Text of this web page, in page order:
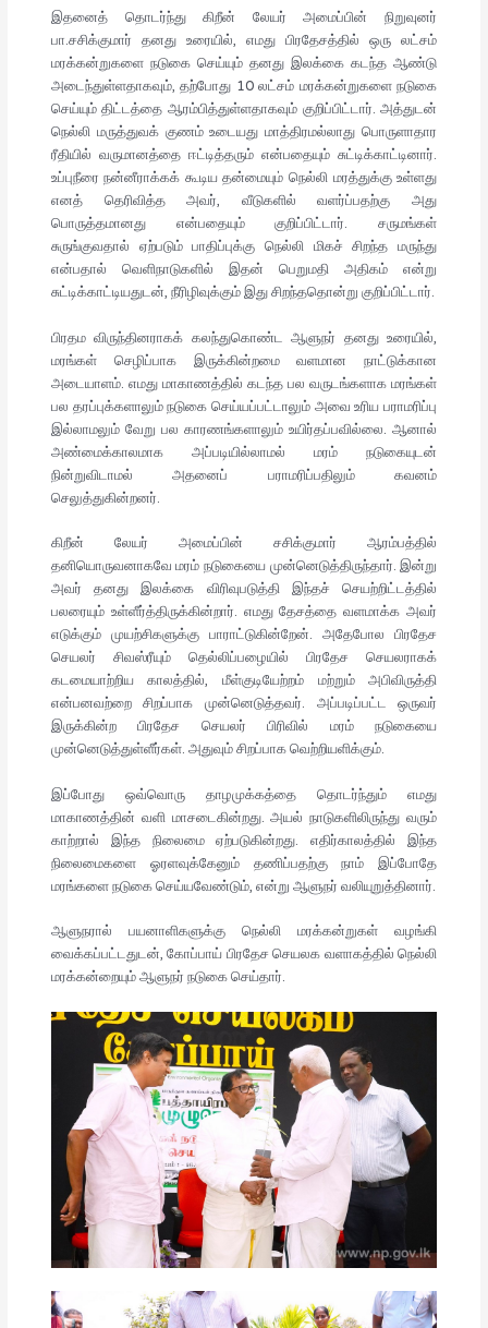
இதனைத் தொடர்ந்து கிறீன் லேயர் அமைப்பின் நிறுவுனர்
பா.சசிக்குமார் தனது உரையில், எமது பிரதேசத்தில் ஒரு லட்சம்
மரக்கன்றுகளை நடுகை செய்யும் தனது இலக்கை கடந்த ஆண்டு
அடைந்துள்ளதாகவும், தற்போது 10 லட்சம் மரக்கன்றுகளை நடுகை
செய்யும் திட்டத்தை ஆரம்பித்துள்ளதாகவும் குறிப்பிட்டார். அத்துடன்
நெல்லி மருத்துவக் குணம் உடையது மாத்திரமல்லாது பொருளாதார
ரீதியில் வருமானத்தை ஈட்டித்தரும் என்பதையும் சுட்டிக்காட்டினார்.
உப்புநீரை நன்னீராக்கக் கூடிய தன்மையும் நெல்லி மரத்துக்கு உள்ளது
எனத் தெரிவித்த அவர், வீடுகளில் வளர்ப்பதற்கு அது
பொருத்தமானது என்பதையும் குறிப்பிட்டார். சருமங்கள்
சுருங்குவதால் ஏற்படும் பாதிப்புக்கு நெல்லி மிகச் சிறந்த மருந்து
என்பதால் வெளிநாடுகளில் இதன் பெறுமதி அதிகம் என்று
சுட்டிக்காட்டியதுடன், நீரிழிவுக்கும் இது சிறந்ததொன்று குறிப்பிட்டார்.
பிரதம விருந்தினராகக் கலந்துகொண்ட ஆளுநர் தனது உரையில்,
மரங்கள் செழிப்பாக இருக்கின்றமை வளமான நாட்டுக்கான
அடையாளம். எமது மாகாணத்தில் கடந்த பல வருடங்களாக மரங்கள்
பல தரப்புக்களாலும் நடுகை செய்யப்பட்டாலும் அவை உரிய பராமரிப்பு
இல்லாமலும் வேறு பல காரணங்களாலும் உயிர்தப்பவில்லை. ஆனால்
அண்மைக்காலமாக அப்படியில்லாமல் மரம் நடுகையுடன்
நின்றுவிடாமல் அதனைப் பராமரிப்பதிலும் கவனம்
செலுத்துகின்றனர்.
கிறீன் லேயர் அமைப்பின் சசிக்குமார் ஆரம்பத்தில்
தனியொருவனாகவே மரம் நடுகையை முன்னெடுத்திருந்தார். இன்று
அவர் தனது இலக்கை விரிவுபடுத்தி இந்தச் செயற்றிட்டத்தில்
பலரையும் உள்ளீர்த்திருக்கின்றார். எமது தேசத்தை வளமாக்க அவர்
எடுக்கும் முயற்சிகளுக்கு பாராட்டுகின்றேன். அதேபோல பிரதேச
செயலர் சிவஸ்ரீயும் தெல்லிப்பழையில் பிரதேச செயலராகக்
கடமையாற்றிய காலத்தில், மீள்குடியேற்றம் மற்றும் அபிவிருத்தி
என்பனவற்றை சிறப்பாக முன்னெடுத்தவர். அப்படிப்பட்ட ஒருவர்
இருக்கின்ற பிரதேச செயலர் பிரிவில் மரம் நடுகையை
முன்னெடுத்துள்ளீர்கள். அதுவும் சிறப்பாக வெற்றியளிக்கும்.
இப்போது ஒவ்வொரு தாழமுக்கத்தை தொடர்ந்தும் எமது
மாகாணத்தின் வளி மாசடைகின்றது. அயல் நாடுகளிலிருந்து வரும்
காற்றால் இந்த நிலைமை ஏற்படுகின்றது. எதிர்காலத்தில் இந்த
நிலைமைகளை ஓரளவுக்கேனும் தணிப்பதற்கு நாம் இப்போதே
மரங்களை நடுகை செய்யவேண்டும், என்று ஆளுநர் வலியுறுத்தினார்.
ஆளுநரால் பயனாளிகளுக்கு நெல்லி மரக்கன்றுகள் வழங்கி
வைக்கப்பட்டதுடன், கோப்பாய் பிரதேச செயலக வளாகத்தில் நெல்லி
மரக்கன்றையும் ஆளுநர் நடுகை செய்தார்.